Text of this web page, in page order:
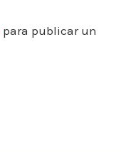
para publicar un